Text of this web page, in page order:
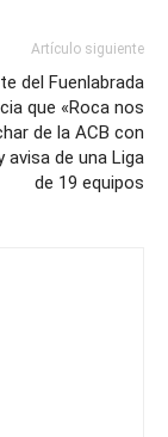
Artículo siguiente
del Fuenlabrada
que «Roca nos
de la ACB con
avisa de una Liga
de 19 equipos